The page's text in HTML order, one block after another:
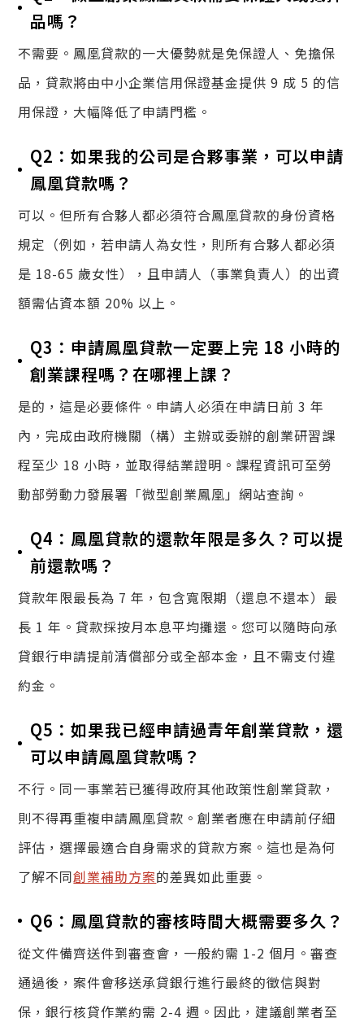
品嗎？
不需要。鳳凰貸款的一大優勢就是免保證人、免擔保
品，貸款將由中小企業信用保證基金提供 9 成 5 的信
用保證，大幅降低了申請門檻。
Q2：如果我的公司是合夥事業，可以申請
鳳凰貸款嗎？
可以。但所有合夥人都必須符合鳳凰貸款的身份資格
規定（例如，若申請人為女性，則所有合夥人都必須
是 18-65 歲女性），且申請人（事業負責人）的出資
額需佔資本額 20% 以上。
Q3：申請鳳凰貸款一定要上完 18 小時的
創業課程嗎？在哪裡上課？
是的，這是必要條件。申請人必須在申請日前 3 年
內，完成由政府機關（構）主辦或委辦的創業研習課
程至少 18 小時，並取得結業證明。課程資訊可至勞
動部勞動力發展署「微型創業鳳凰」網站查詢。
Q4：鳳凰貸款的還款年限是多久？可以提
前還款嗎？
貸款年限最長為 7 年，包含寬限期（還息不還本）最
長 1 年。貸款採按月本息平均攤還。您可以隨時向承
貸銀行申請提前清償部分或全部本金，且不需支付違
約金。
Q5：如果我已經申請過青年創業貸款，還
可以申請鳳凰貸款嗎？
不行。同一事業若已獲得政府其他政策性創業貸款，
則不得再重複申請鳳凰貸款。創業者應在申請前仔細
評估，選擇最適合自身需求的貸款方案。這也是為何
了解不同創業補助方案的差異如此重要。
Q6：鳳凰貸款的審核時間大概需要多久？
從文件備齊送件到審查會，一般約需 1-2 個月。審查
通過後，案件會移送承貸銀行進行最終的徵信與對
保，銀行核貸作業約需 2-4 週。因此，建議創業者至